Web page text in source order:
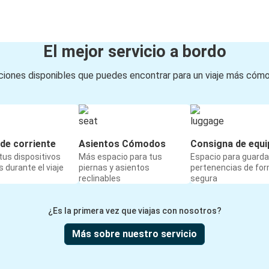
El mejor servicio a bordo
disponibles que puedes encontrar para un viaje más
corriente
dispositivos
durante el viaje
Asientos Cómodos
Más espacio para tus
piernas y asientos
reclinables
Consigna de
Espacio para
pertenencias de
segura
¿Es la primera vez que viajas con nosotros?
Más sobre nuestro servicio